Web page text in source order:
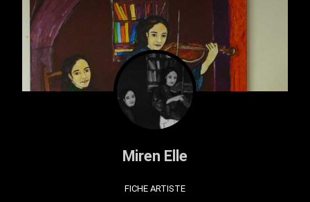
Miren Elle
FICHE ARTISTE